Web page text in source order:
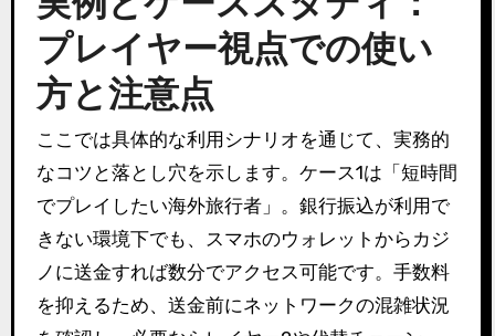
プレイヤー視点での使い
方と注意点
ここでは具体的な利用シナリオを通じて、実務的
なコツと落とし穴を示します。ケース1は「短時間
でプレイしたい海外旅行者」。銀行振込が利用で
きない環境下でも、スマホのウォレットからカジ
ノに送金すれば数分でアクセス可能です。手数料
を抑えるため、送金前にネットワークの混雑状況